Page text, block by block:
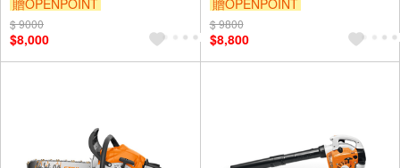
贈OPENPOINT
$ 9000
$8,000
贈OPENPOINT
$ 9800
$8,800